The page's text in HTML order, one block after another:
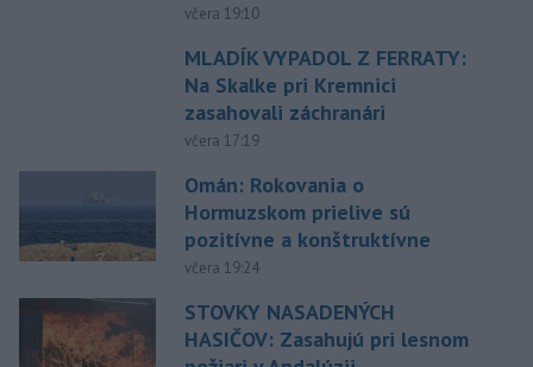
včera 19:10
MLADÍK VYPADOL Z FERRATY:
Na Skalke pri Kremnici
zasahovali záchranári
včera 17:19
Omán: Rokovania o
Hormuzskom prielive sú
pozitívne a konštruktívne
včera 19:24
STOVKY NASADENÝCH
HASIČOV: Zasahujú pri lesnom